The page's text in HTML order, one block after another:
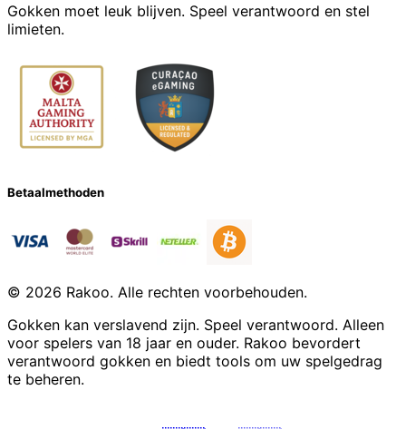
Gokken moet leuk blijven. Speel verantwoord en stel
limieten.
Betaalmethoden
© 2026 Rakoo. Alle rechten voorbehouden.
Gokken kan verslavend zijn. Speel verantwoord. Alleen
voor spelers van 18 jaar en ouder. Rakoo bevordert
verantwoord gokken en biedt tools om uw spelgedrag
te beheren.